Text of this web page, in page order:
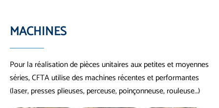
MACHINES
Pour la réalisation de pièces unitaires aux petites et moyennes
séries, CFTA utilise des machines récentes et performantes
(laser, presses plieuses, perceuse, poinçonneuse, rouleuse…)